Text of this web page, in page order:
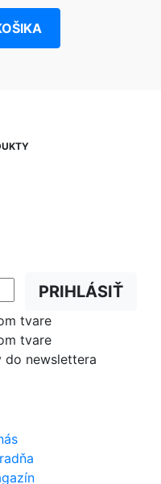
PRIHLÁSIŤ
tvare
tvare
do newslettera